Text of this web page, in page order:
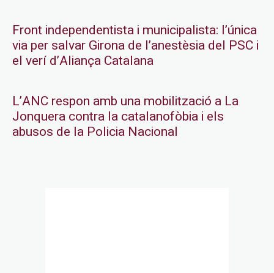
Front independentista i municipalista: l’única
via per salvar Girona de l’anestèsia del PSC i
el verí d’Aliança Catalana
L’ANC respon amb una mobilització a La
Jonquera contra la catalanofòbia i els
abusos de la Policia Nacional